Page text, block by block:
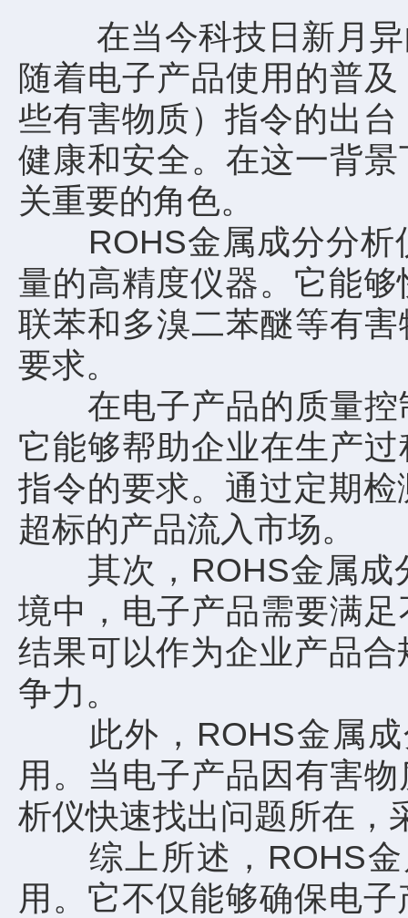
在当今科技日新月异
随着电子产品使用的普
些有害物质）指令的出
健康和安全。在这一背
关重要的角色。
ROHS金属成分分析
量的高精度仪器。它能
联苯和多溴二苯醚等有
要求。
在电子产品的质量控
它能够帮助企业在生产
指令的要求。通过定期
超标的产品流入市场。
其次，ROHS金属成
境中，电子产品需要满
结果可以作为企业产品
争力。
此外，ROHS金属成
用。当电子产品因有害
析仪快速找出问题所在，
综上所述，ROHS金
用。它不仅能够确保电